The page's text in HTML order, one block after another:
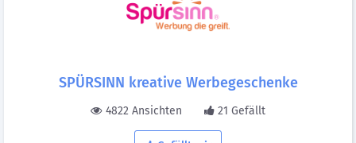
SPÜRSINN kreative Werbegeschenke
4822 Ansichten 21 Gefällt